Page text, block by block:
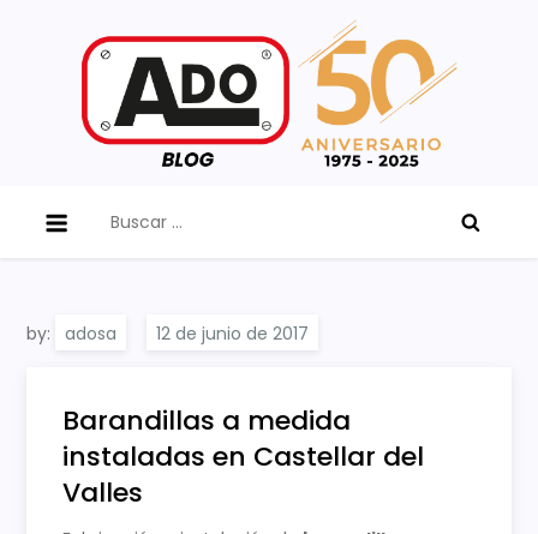
by: adosa
Barandillas a medida
instaladas en Castellar del
Valles